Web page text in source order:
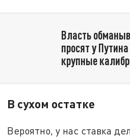
Власть
просят у
крупные
В сухом остатке
Вероятно, у нас ставка